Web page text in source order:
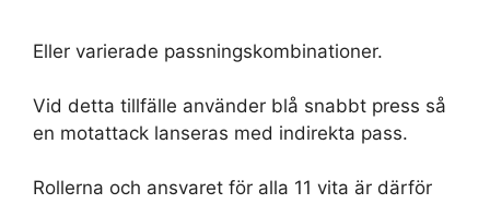
Eller varierade passningskombinationer.
Vid detta tillfälle använder blå snabbt press så
en motattack lanseras med indirekta pass.
Rollerna och ansvaret för alla 11 vita är därför